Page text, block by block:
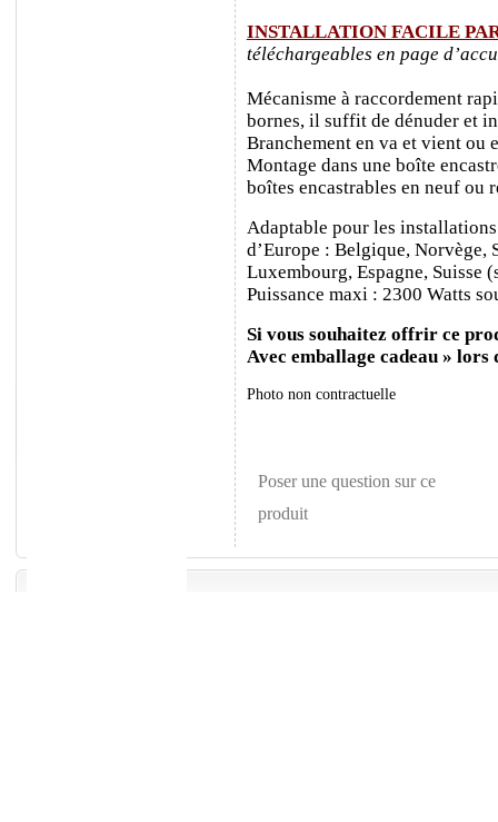
INSTALLATION FACILE
téléchargeables en page
Mécanisme à raccordement
bornes, il suffit de dénuder et
Branchement en va et vient ou
Montage dans une boîte
boîtes encastrables en neuf ou
Adaptable pour les
d’Europe : Belgique, Norvège,
Luxembourg, Espagne, Suisse
Puissance maxi : 2300 Watts
Si vous souhaitez offrir ce
Avec emballage cadeau » lors
Photo non contractuelle
Poser une question sur ce
produit